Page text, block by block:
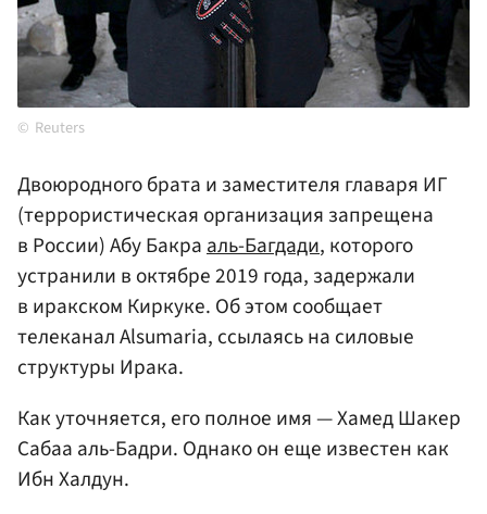
Reuters
Двоюродного брата и заместителя главаря ИГ
(террористическая организация запрещена
в России) Абу Бакрааль-Багдади, которого
устранили в октябре 2019 года, задержали
в иракском Киркуке. Об этом сообщает
телеканал Alsumaria, ссылаясь на силовые
структуры Ирака.
Как уточняется, его полное имя — Хамед Шакер
Сабаа аль-Бадри. Однако он еще известен как
Ибн Халдун.